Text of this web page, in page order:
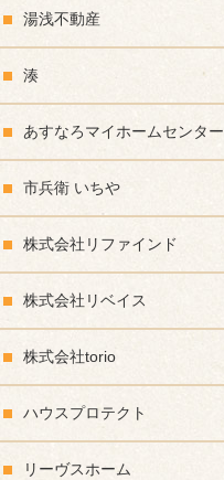
湯浅不動産
湊
あすなろマイホームセンター
市兵衛 いちや
株式会社リファインド
株式会社リベイス
株式会社torio
ハウスプロテクト
リーヴスホーム